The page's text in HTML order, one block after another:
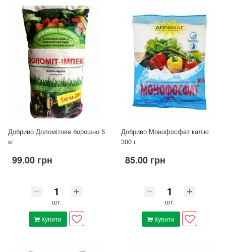
Добриво Доломітове борошно 5
кг
99.00 грн
шт.
Купити
Добриво Монофосфат калію
300 г
85.00 грн
шт.
Купити